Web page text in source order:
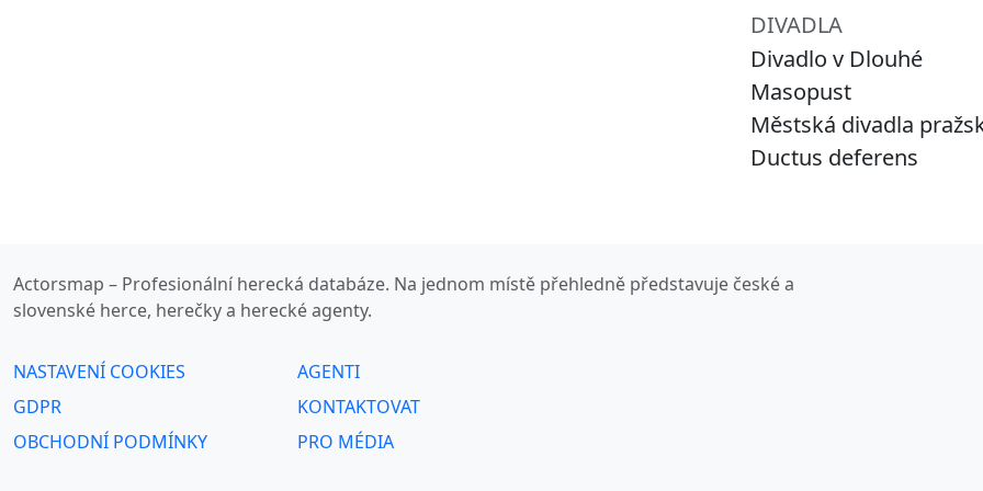
DIVADLA
Divadlo v Dlouhé
Masopust
Městská divadla
Ductus deferens
Actorsmap – Profesionální herecká databáze. Na jednom místě přehledně představuje české a
slovenské herce, herečky a herecké agenty.
NASTAVENÍ COOKIES
GDPR
OBCHODNÍ PODMÍNKY
AGENTI
KONTAKTOVAT
PRO MÉDIA